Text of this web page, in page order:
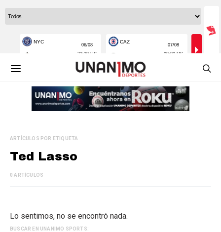
ARTÍCULOS POR ETIQUETA
Ted Lasso
0 ARTÍCULOS
Lo sentimos, no se encontró nada.
BUSCAR EN UNANIMO SPORTS: